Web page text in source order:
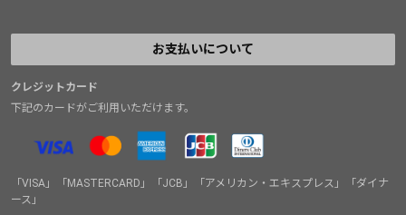
お支払いについて
クレジットカード
下記のカードがご利用いただけます。
「VISA」「MASTERCARD」「JCB」「アメリカン・エキスプレス」「ダイナ
ース」